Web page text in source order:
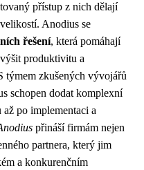
přístup z nich dělají
Anodius se
řešení, která pomáhají
produktivitu a
týmem zkušených vývojářů
schopen dodat komplexní
po implementaci a
přináší firmám nejen
partnera, který jim
a konkurenčním